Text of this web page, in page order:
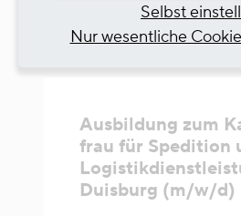
Ähnliche
Ausbildung zum
frau für Spedition
Duisburg (m/w/d)
Selbst
Nur wesentliche